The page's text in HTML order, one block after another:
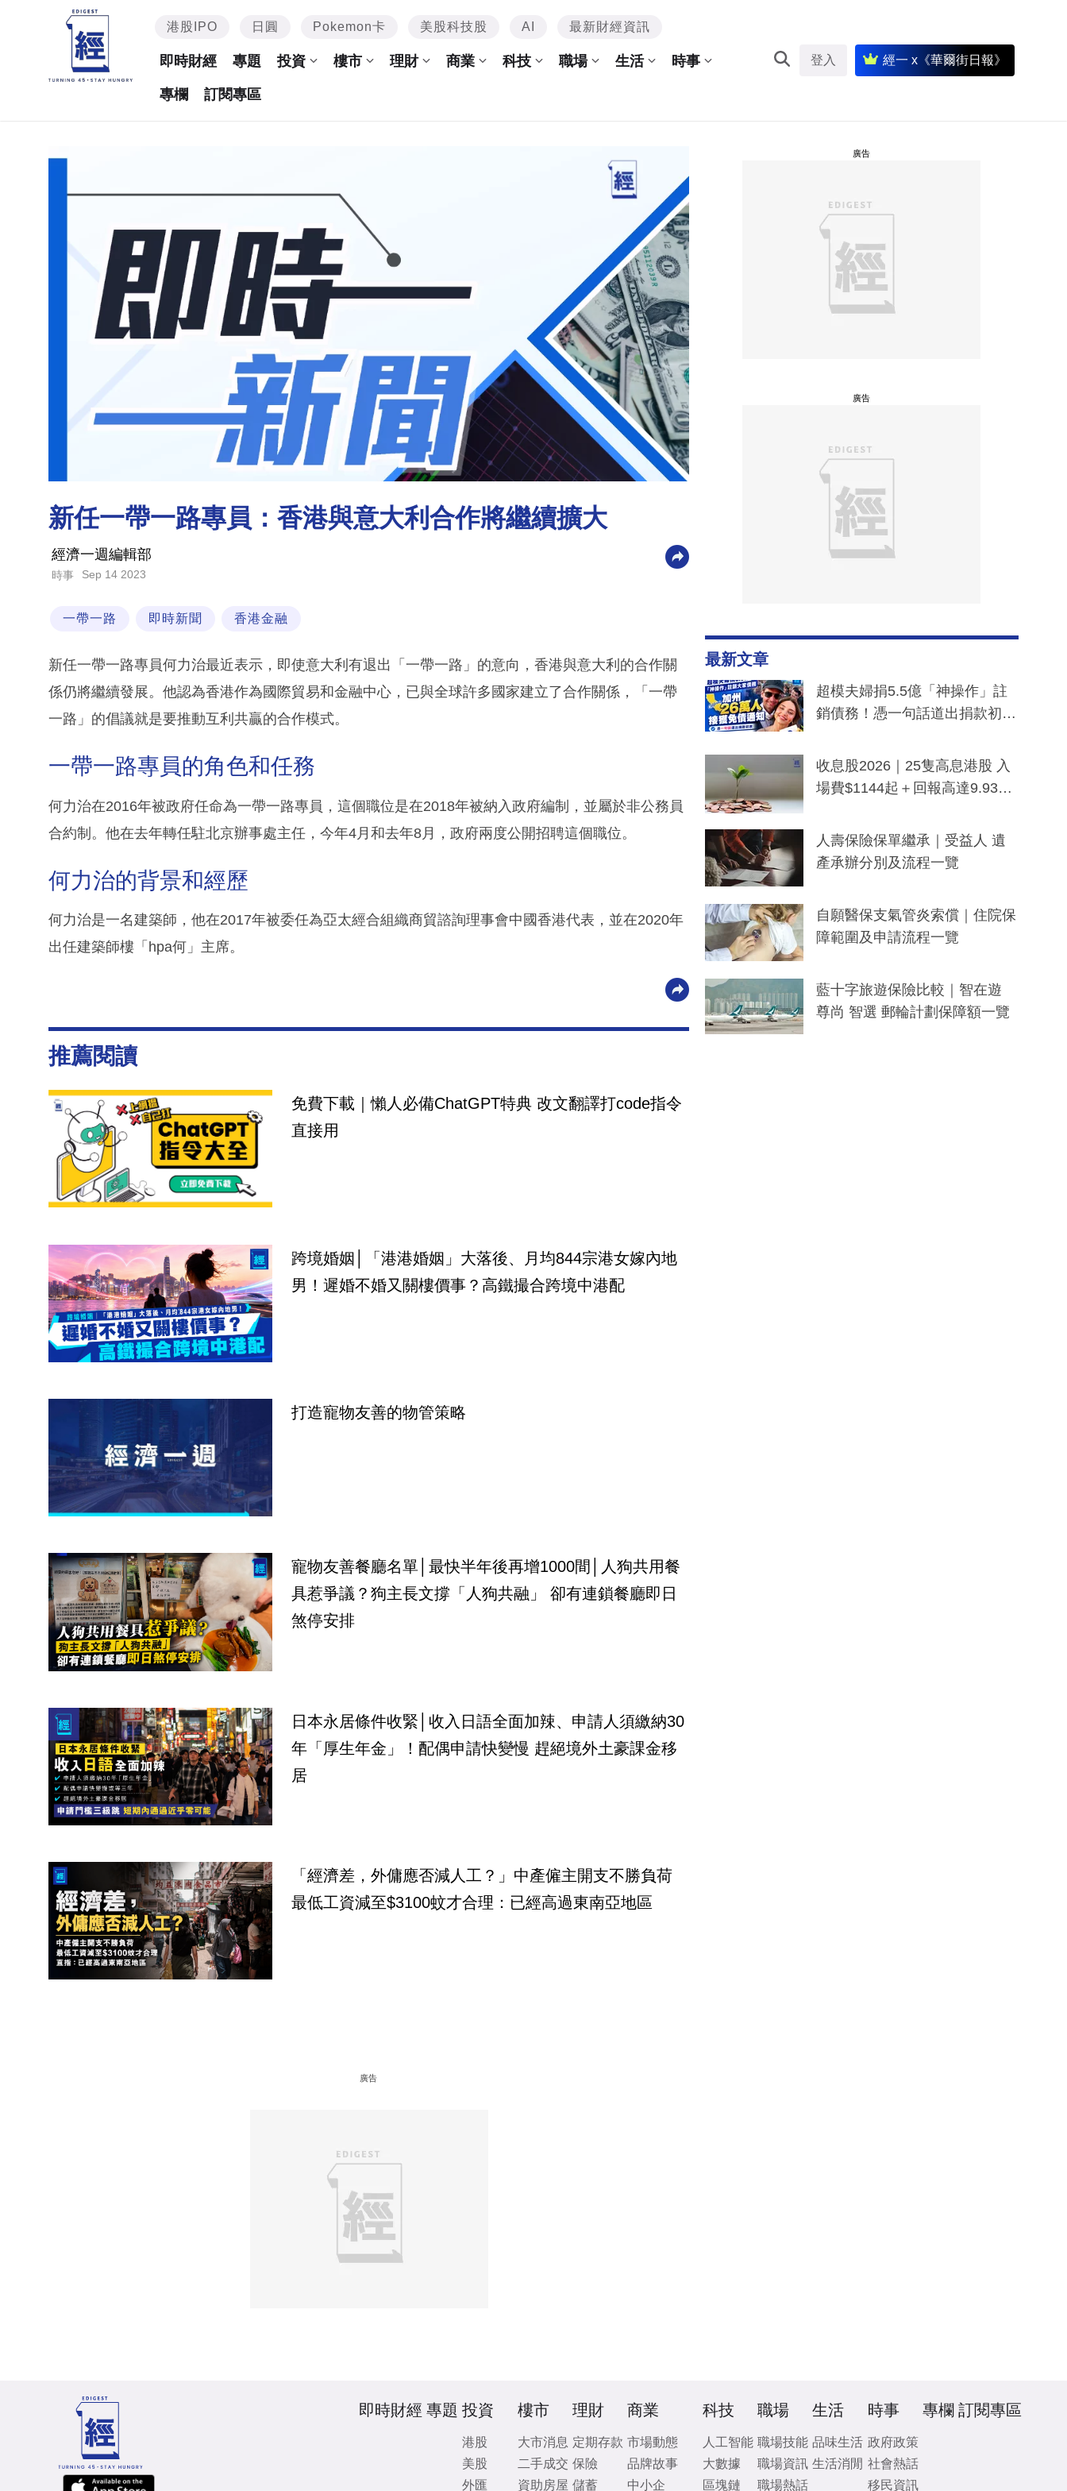
港股IPO 日圓 Pokemon卡 美股科技股 AI 最新財經資訊
即時財經 專題 投資 樓市 理財 商業 科技 職場 生活 時事
專欄 訂閱專區
登入 經一 x《華爾街日報》
新任一帶一路專員：香港與意大利合作將繼續擴大
經濟一週編輯部
時事 Sep 14 2023
一帶一路 即時新聞 香港金融
新任一帶一路專員何力治最近表示，即使意大利有退出「一帶一路」的意向，香港與意大利的合作關
係仍將繼續發展。他認為香港作為國際貿易和金融中心，已與全球許多國家建立了合作關係，「一帶
一路」的倡議就是要推動互利共贏的合作模式。
一帶一路專員的角色和任務
何力治在2016年被政府任命為一帶一路專員，這個職位是在2018年被納入政府編制，並屬於非公務員
合約制。他在去年轉任駐北京辦事處主任，今年4月和去年8月，政府兩度公開招聘這個職位。
何力治的背景和經歷
何力治是一名建築師，他在2017年被委任為亞太經合組織商貿諮詢理事會中國香港代表，並在2020年
出任建築師樓「hpa何」主席。
推薦閱讀
免費下載｜懶人必備ChatGPT特典 改文翻譯打code指令
直接用
跨境婚姻│「港港婚姻」大落後、月均844宗港女嫁內地
男！遲婚不婚又關樓價事？高鐵撮合跨境中港配
打造寵物友善的物管策略
寵物友善餐廳名單│最快半年後再增1000間│人狗共用餐
具惹爭議？狗主長文撐「人狗共融」 卻有連鎖餐廳即日
煞停安排
日本永居條件收緊│收入日語全面加辣、申請人須繳納30
年「厚生年金」！配偶申請快變慢 趕絕境外土豪課金移
居
「經濟差，外傭應否減人工？」中產僱主開支不勝負荷
最低工資減至$3100蚊才合理：已經高過東南亞地區
廣告
廣告
廣告
最新文章
超模夫婦捐5.5億「神操作」註
銷債務！憑一句話道出捐款初
一度被誤當詐騙手段
收息股2026｜25隻高息港股 入
場費$1144起＋回報高達9.93
人壽保險保單繼承｜受益人 遺
產承辦分別及流程一覽
自願醫保支氣管炎索償｜住院保
障範圍及申請流程一覽
藍十字旅遊保險比較｜智在遊
尊尚 智選 郵輪計劃保障額一覽
即時財經 專題 投資
港股
美股
外匯
樓市
大市消息
二手成交
資助房屋
理財
定期存款
保險
儲蓄
商業
市場動態
品牌故事
中小企
科技
人工智能
大數據
區塊鏈
職場
職場技能
職場資訊
職場熱話
生活
品味生活
生活消閒
時事
政府政策
社會熱話
移民資訊
專欄 訂閱專區